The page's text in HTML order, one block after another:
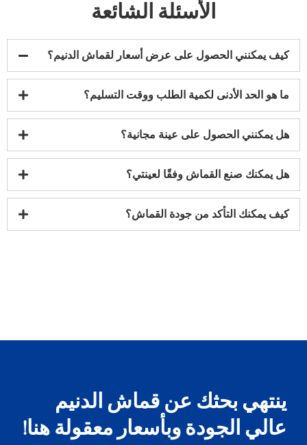
الأسئلة الشائعة
كيف يمكنني الحصول على عرض أسعار لقماش الدنيم؟
ما هو الحد الأدنى لكمية الطلب ووقت التسليم؟
هل يمكنني الحصول على عينة مجانية؟
هل يمكنك صنع القماش وفقًا لعينتي؟
كيف يمكنك التأكد من جودة القماش؟
ينتهي بحثك عن قماش الدنيم
عالي الجودة وبأسعار معقولة هنا!